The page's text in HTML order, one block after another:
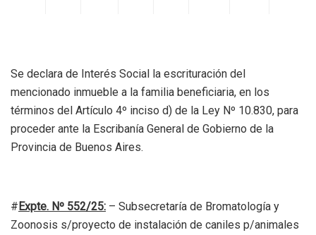
Se declara de Interés Social la escrituración del
mencionado inmueble a la familia beneficiaria, en los
términos del Artículo 4º inciso d) de la Ley Nº 10.830, para
proceder ante la Escribanía General de Gobierno de la
Provincia de Buenos Aires.
#Expte. Nº 552/25: – Subsecretaría de Bromatología y
Zoonosis s/proyecto de instalación de caniles p/animales